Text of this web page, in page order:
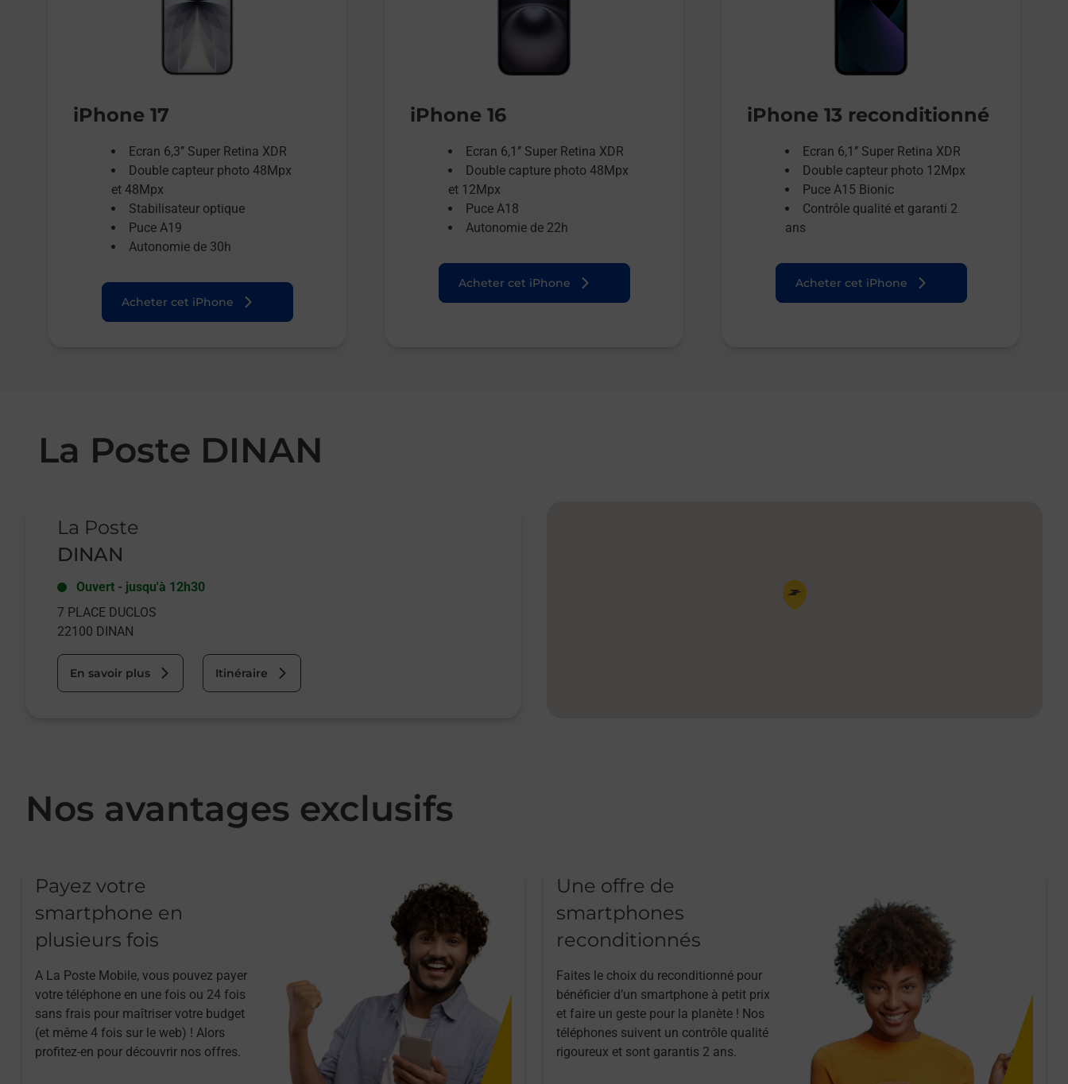
iPhone 17
Ecran 6,3’’ Super Retina XDR
Double capteur photo 48Mpx
et 48Mpx
Stabilisateur optique
Puce A19
Autonomie de 30h
Acheter cet iPhone
iPhone 16
Ecran 6,1’’ Super Retina XDR
Double capture photo 48Mpx
et 12Mpx
Puce A18
Autonomie de 22h
Acheter cet iPhone
iPhone 13 reconditionné
Ecran 6,1’’ Super Retina XDR
Double capteur photo 12Mpx
Puce A15 Bionic
Contrôle qualité et garanti 2
ans
Acheter cet iPhone
La Poste DINAN
La Poste
DINAN
Ouvert - jusqu'à 12h30
7 PLACE DUCLOS
22100 DINAN
En savoir plus Itinéraire
Pin de la carte
Nos avantages exclusifs
Payez votre
smartphone en
plusieurs fois
A La Poste Mobile, vous pouvez payer
votre téléphone en une fois ou 24 fois
sans frais pour maîtriser votre budget
(et même 4 fois sur le web) ! Alors
profitez-en pour découvrir nos offres.
Une offre de
smartphones
reconditionnés
Faites le choix du reconditionné pour
bénéficier d’un smartphone à petit prix
et faire un geste pour la planète ! Nos
téléphones suivent un contrôle qualité
rigoureux et sont garantis 2 ans.